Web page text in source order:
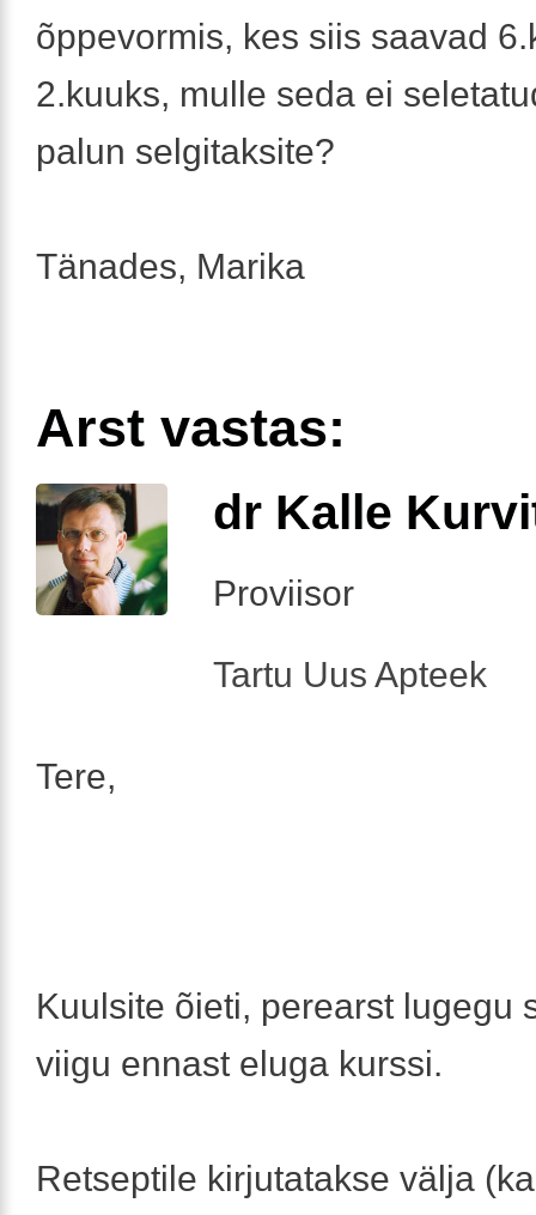
õppevormis, kes siis saavad
2.kuuks, mulle seda ei
palun selgitaksite?
Tänades, Marika
Arst vastas:
dr Kalle
Proviisor
Tartu Uus Apteek
Tere,
Kuulsite õieti, perearst lugegu
viigu ennast eluga kurssi.
Retseptile kirjutatakse välja